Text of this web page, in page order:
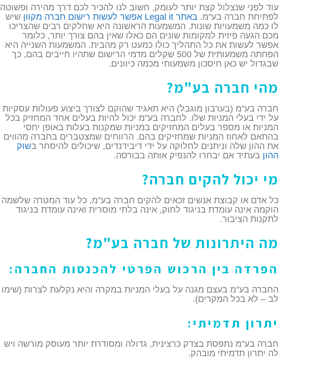
עוד לפני שנצלול קצת יותר לעומק, חשוב לנו להכיר לכם דרך מהירה ופשוטה
לפתיחת חברה בע"מ. באתר Legal it אפשר לעשות רישום חברה מקוון
שיש
לו כמה משמעויות שונות. המשמעות הראשונה היא שחלקים רבים שהצריכו
מכם הגעה פיזית למקומות שונים הם כאלו שאין בהם צורך יותר, כלומר
אפשר לעשות את כל התהליך כולו כמעט רק מהבית. המשמעות השנייה היא
הפחתה משמעותית של 500 שקלים מדמי הרישום שתהיו חייבים בהם, כך
שבגדול יש כאן חיסכון משמעותי מכמה כיוונים.
מהי חברה בע"מ?
חברה בע"מ (בערבון מוגבל) היא תאגיד שהוקם לצורך ביצוע פעולות עסקיות
על ידי בעלי המניות שלו. לחברה בע"מ יכול להיות בעלים אחד המחזיק בכל
המניות או מספר בעלים המחזיקים במניות שמקנות בעלות באופן יחסי
בהתאם לאחוז המניות שמחזיקים בהם. הרווחים שמצטברים בחברה מהווים
את ההון שלה וניתנים לחלוקה על ידי דיבידנדים, שיכולים להיסחר בשוק
ההון בעתיד אם יבחרו להנפיק אותה בבורסה.
מי יכול להקים חברה?
כל אדם או קבוצת אנשים זכאים להקים חברה בע"מ, כל עוד המטרה שלשמה
הוקמה אינה עומדת בניגוד לחוק, אינה בלתי מוסרית ואינה עומדת בניגוד
לתקנות הציבור.
מה היתרונות של חברה בע"מ?
הפרדה בין הרכוש הפרטי להכנסות החברה:
החברה בע"מ בעצם מגנה על בעלי המניות במקרה והיא נקלעת לצרות (שימו
לב – לא בכל המקרים).
יתרון תדמיתי:
חברה בע"מ נתפסת בצדק כרצינית, גדולה ומסודרת יותר מעוסק מורשה ויש
לה יתרון תדמיתי מובהק.